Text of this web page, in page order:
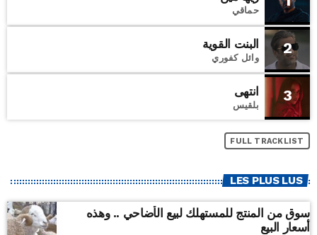
حماقي
2 البنت القوية
وائل كفوري
3 انتهى
بلقيس
FULL TRACKLIST
LES PLUS LUS
سوق من المنتج للمستهلك لبيع الأضاحي .. وهذه
أسعار البيع